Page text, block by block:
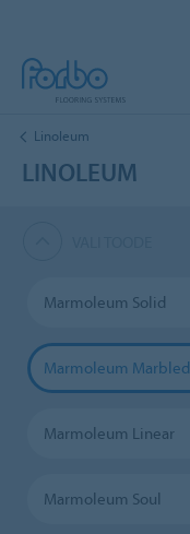
Linoleum
LINOLEUM
Marmoleum Solid
Marmoleum Marbled
Marmoleum Linear
Marmoleum Soul